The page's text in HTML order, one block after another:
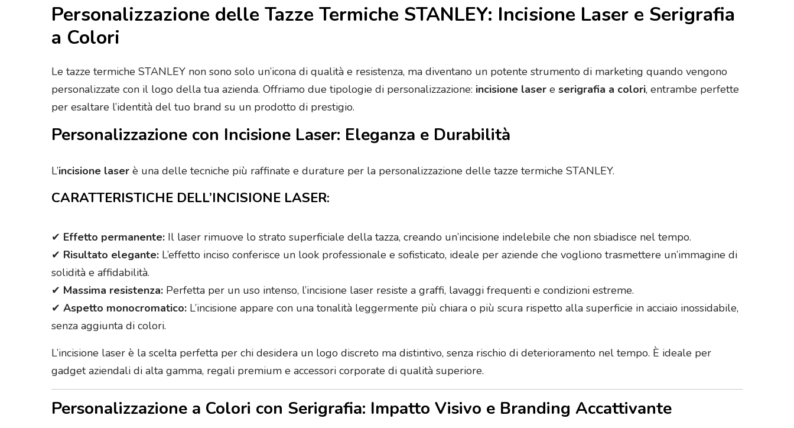
Personalizzazione delle Tazze Termiche STANLEY: Incisione Laser e Serigrafia
a Colori
Le tazze termiche STANLEY non sono solo un’icona di qualità e resistenza, ma diventano un potente strumento di marketing quando vengono
personalizzate con il logo della tua azienda. Offriamo due tipologie di personalizzazione: incisione laser e serigrafia a colori, entrambe perfette
per esaltare l’identità del tuo brand su un prodotto di prestigio.
Personalizzazione con Incisione Laser: Eleganza e Durabilità
L’incisione laser è una delle tecniche più raffinate e durature per la personalizzazione delle tazze termiche STANLEY.
CARATTERISTICHE DELL’INCISIONE LASER:
✔ Effetto permanente: Il laser rimuove lo strato superficiale della tazza, creando un’incisione indelebile che non sbiadisce nel tempo.
✔ Risultato elegante: L’effetto inciso conferisce un look professionale e sofisticato, ideale per aziende che vogliono trasmettere un’immagine di
solidità e affidabilità.
✔ Massima resistenza: Perfetta per un uso intenso, l’incisione laser resiste a graffi, lavaggi frequenti e condizioni estreme.
✔ Aspetto monocromatico: L’incisione appare con una tonalità leggermente più chiara o più scura rispetto alla superficie in acciaio inossidabile,
senza aggiunta di colori.
L’incisione laser è la scelta perfetta per chi desidera un logo discreto ma distintivo, senza rischio di deterioramento nel tempo. È ideale per
gadget aziendali di alta gamma, regali premium e accessori corporate di qualità superiore.
Personalizzazione a Colori con Serigrafia: Impatto Visivo e Branding Accattivante